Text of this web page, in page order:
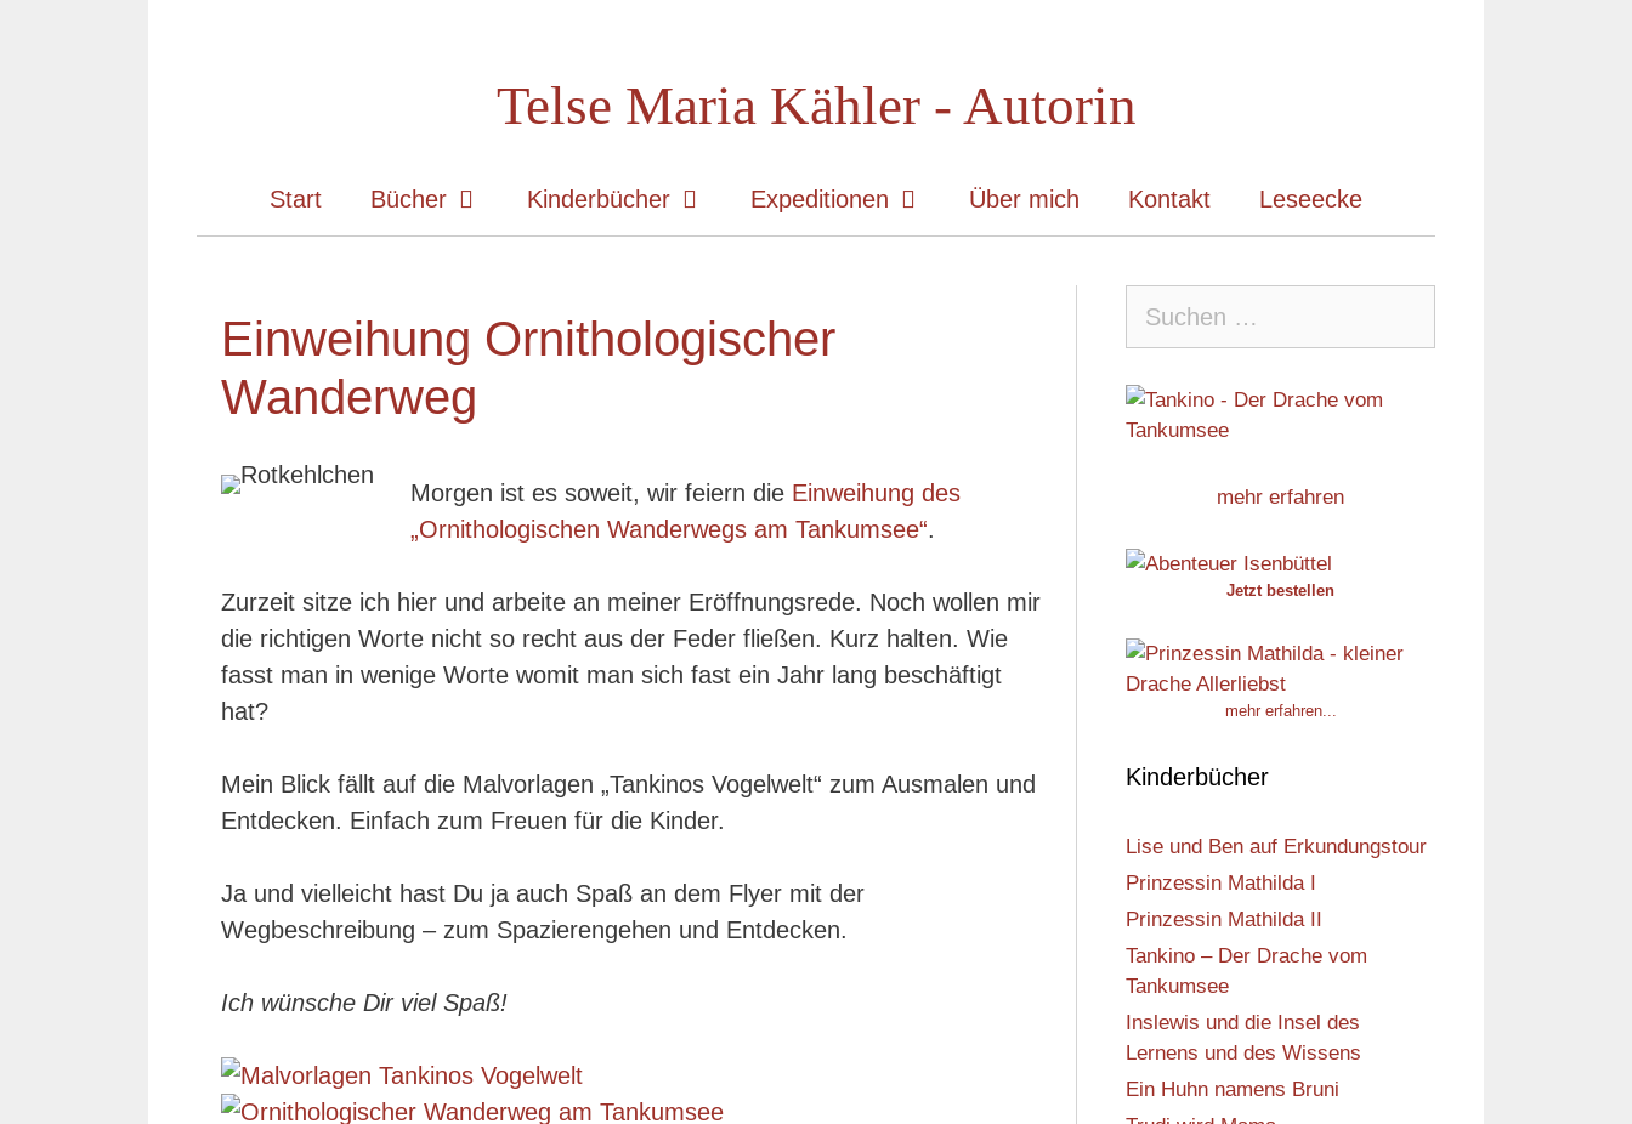
Telse Maria Kähler - Autorin
Start Bücher Kinderbücher Expeditionen Über mich Kontakt Leseecke
Einweihung Ornithologischer
Wanderweg
Morgen ist es soweit, wir feiern die Einweihung des
„Ornithologischen Wanderwegs am Tankumsee“.
Zurzeit sitze ich hier und arbeite an meiner Eröffnungsrede. Noch wollen mir
die richtigen Worte nicht so recht aus der Feder fließen. Kurz halten. Wie
fasst man in wenige Worte womit man sich fast ein Jahr lang beschäftigt
hat?
Mein Blick fällt auf die Malvorlagen „Tankinos Vogelwelt“ zum Ausmalen und
Entdecken. Einfach zum Freuen für die Kinder.
Ja und vielleicht hast Du ja auch Spaß an dem Flyer mit der
Wegbeschreibung – zum Spazierengehen und Entdecken.
Ich wünsche Dir viel Spaß!
nach:
mehr erfahren
Jetzt bestellen
mehr erfahren...
Kinderbücher
Lise und Ben auf Erkundungstour
Prinzessin Mathilda I
Prinzessin Mathilda II
Tankino – Der Drache vom
Tankumsee
Inslewis und die Insel des
Lernens und des Wissens
Ein Huhn namens Bruni